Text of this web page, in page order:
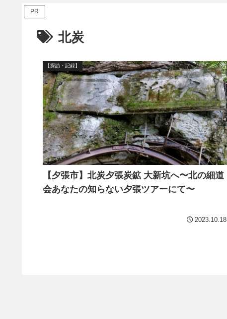
PR
北炭
【探訪・記録】
【夕張市】北炭夕張炭鉱 大新坑へ〜北の細道
会あなたの知らない夕張ツアーにて〜
2023.10.18